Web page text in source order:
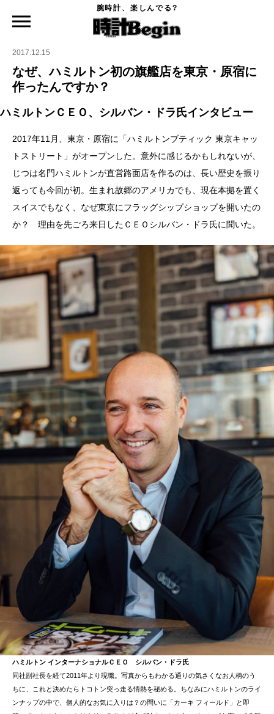
腕時計、楽しんでる?
なぜ、ハミルトン初の旗艦店を東京・原宿に作ったんですか？
2017.12.15
なぜ、ハミルトン初の旗艦店を東京・原宿に
作ったんですか？
ハミルトンＣＥＯ、シルバン・ドラ氏インタビュー
2017年11月、東京・原宿に「ハミルトンブティック 東京キャッ
トストリート」がオープンした。意外に感じるかもしれないが、
じつは名門ハミルトンが直営路面店を作るのは、長い歴史を振り
返っても今回が初。生まれ故郷のアメリカでも、現在本拠を置く
スイスでもなく、なぜ東京にフラッグシップショップを開いたの
か？ 理由を先ごろ来日したＣＥＯシルバン・ドラ氏に聞いた。
ハミルトン インターナショナルＣＥＯ シルバン・ドラ氏
同社副社長を経て2011年より現職。写真からもわかる通りの気さくなお人柄のう
ちに、これと決めたらトコトン突っ走る情熱を秘める。ちなみにハミルトンのライ
ンナップの中で、個人的なお気に入りは？の問いに「カーキ フィールド」と即